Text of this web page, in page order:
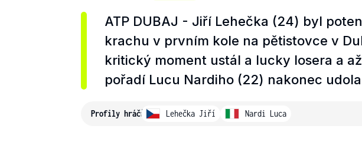
ATP DUBAJ - Jiří Lehečka (24) byl
krachu v prvním kole na pětistovce v
kritický moment ustál a lucky losera a
pořadí Lucu Nardiho (22) nakonec
Profily hráčů Lehečka Jiří Nardi Luca